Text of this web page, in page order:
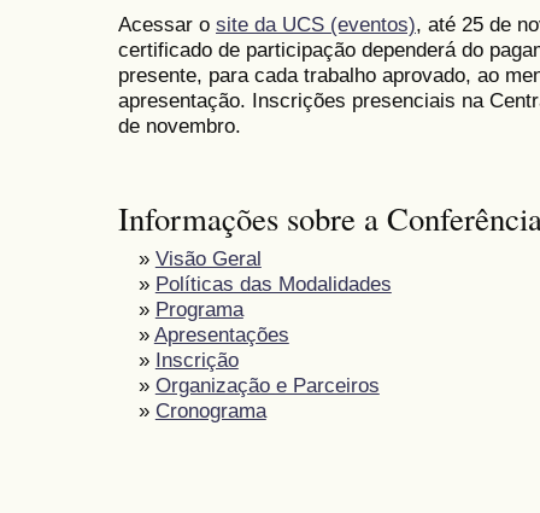
Acessar o site da UCS (eventos), até 25 de
certificado de participação dependerá do
presente, para cada trabalho aprovado, ao
apresentação. Inscrições presenciais na
de novembro.
Informações sobre a
» Visão Geral
» Políticas das Modalidades
» Programa
» Apresentações
» Inscrição
» Organização e Parceiros
» Cronograma